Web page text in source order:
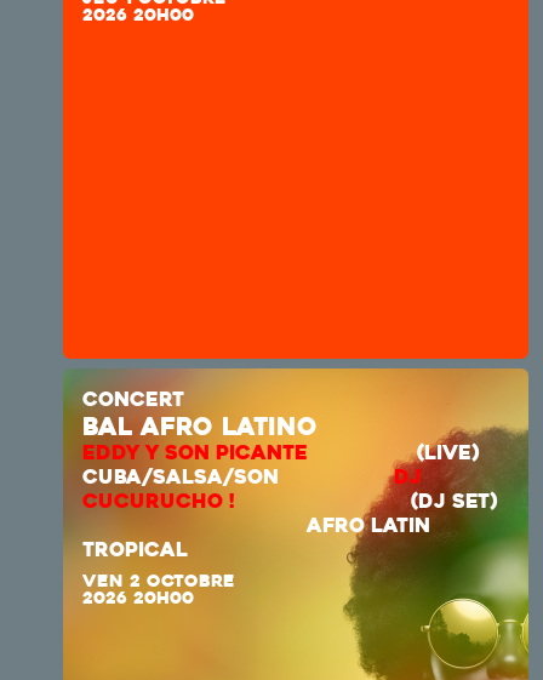
2026 20H00
CONCERT
bal afro latino
EDDY Y SON PICANTE
(LIVE)
CUBA/SALSA/SON DJ
CUCURUCHO ! (DJ SET)
AFRO LATIN
TROPICAL
VEN 2 OCTOBRE
2026 20H00